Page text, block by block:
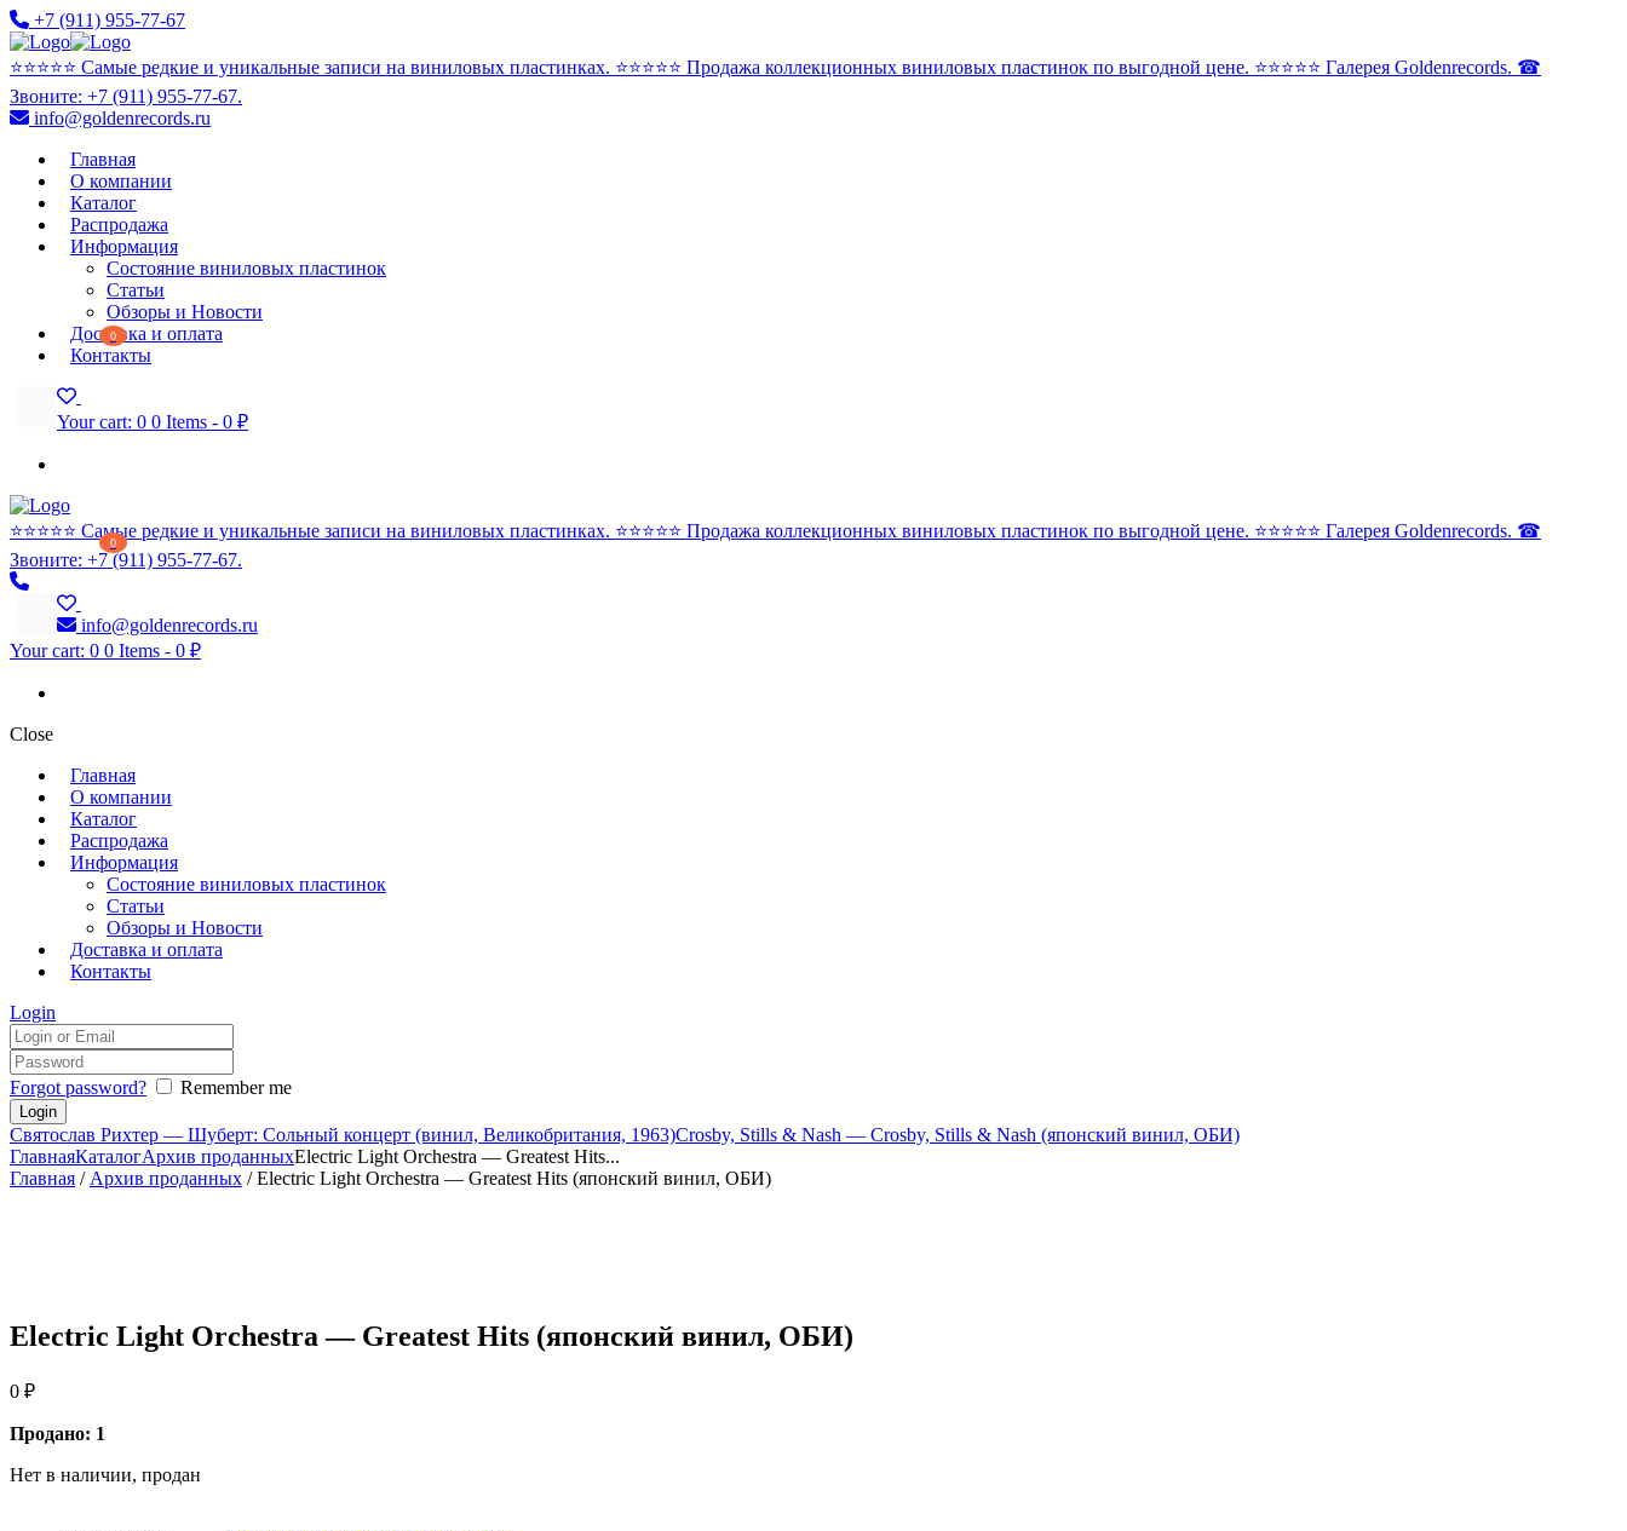
+7 (911) 955-77-67
⭐️⭐️⭐️⭐️⭐️ Самые редкие и уникальные записи на виниловых пластинках. ⭐️⭐️⭐️⭐️⭐️ Продажа коллекционных виниловых пластинок по выгодной цене. ⭐️⭐️⭐️⭐️⭐️ Галерея Goldenrecords. ☎
Звоните: +7 (911) 955-77-67.
info@goldenrecords.ru
Главная
О компании
Каталог
Распродажа
Информация
Состояние виниловых пластинок
Статьи
Обзоры и Новости
Доставка и оплата
Контакты
0
Your cart: 0 0 Items - 0 ₽
⭐️⭐️⭐️⭐️⭐️ Самые редкие и уникальные записи на виниловых пластинках. ⭐️⭐️⭐️⭐️⭐️ Продажа коллекционных виниловых пластинок по выгодной цене. ⭐️⭐️⭐️⭐️⭐️ Галерея Goldenrecords. ☎
Звоните: +7 (911) 955-77-67.
0
info@goldenrecords.ru
Your cart: 0 0 Items - 0 ₽
Close
Главная
О компании
Каталог
Распродажа
Информация
Состояние виниловых пластинок
Статьи
Обзоры и Новости
Доставка и оплата
Контакты
Login
Forgot password? Remember me
Святослав Рихтер — Шуберт: Сольный концерт (винил, Великобритания, 1963)Crosby, Stills & Nash — Crosby, Stills & Nash (японский винил, ОБИ)
ГлавнаяКаталогАрхив проданныхElectric Light Orchestra — Greatest Hits...
Главная / Архив проданных / Electric Light Orchestra — Greatest Hits (японский винил, ОБИ)
Electric Light Orchestra — Greatest Hits (японский винил, ОБИ)
0 ₽
Продано: 1
Нет в наличии, продан